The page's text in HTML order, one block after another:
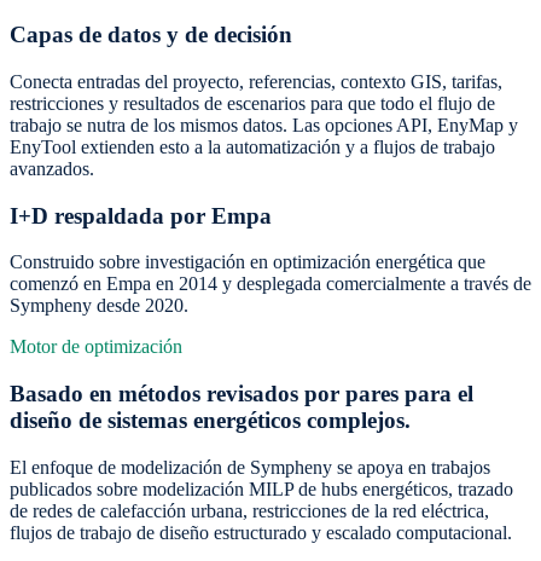
Capas de datos y de decisión
Conecta entradas del proyecto, referencias, contexto GIS, tarifas,
restricciones y resultados de escenarios para que todo el flujo de
trabajo se nutra de los mismos datos. Las opciones API, EnyMap y
EnyTool extienden esto a la automatización y a flujos de trabajo
avanzados.
I+D respaldada por Empa
Construido sobre investigación en optimización energética que
comenzó en Empa en 2014 y desplegada comercialmente a través de
Sympheny desde 2020.
Motor de optimización
Basado en métodos revisados por pares para el
diseño de sistemas energéticos complejos.
El enfoque de modelización de Sympheny se apoya en trabajos
publicados sobre modelización MILP de hubs energéticos, trazado
de redes de calefacción urbana, restricciones de la red eléctrica,
flujos de trabajo de diseño estructurado y escalado computacional.